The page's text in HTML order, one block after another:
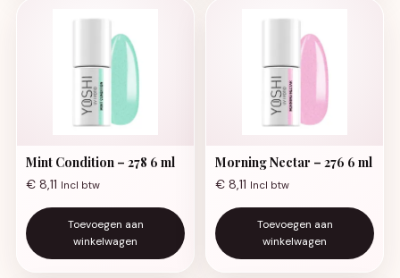
Mint Condition – 278 6 ml
€ 8,11 Incl btw
Toevoegen aan
winkelwagen
Morning Nectar – 276 6 ml
€ 8,11 Incl btw
Toevoegen aan
winkelwagen